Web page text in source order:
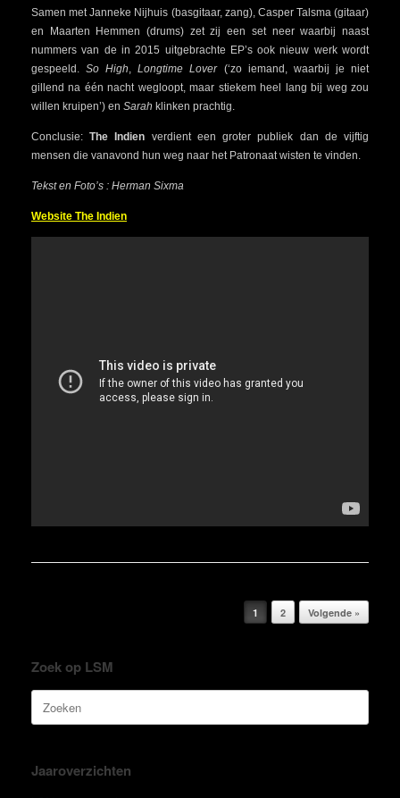
Samen met Janneke Nijhuis (basgitaar, zang), Casper Talsma (gitaar)
en Maarten Hemmen (drums) zet zij een set neer waarbij naast
nummers van de in 2015 uitgebrachte EP’s ook nieuw werk wordt
gespeeld.So High,Longtime Lover(‘zo iemand, waarbij je niet
gillend na één nacht wegloopt, maar stiekem heel lang bij weg zou
willen kruipen’) en Sarah klinken prachtig.
Conclusie:The Indien verdient een groter publiek dan de vijftig
mensen die vanavond hun weg naar het Patronaat wisten te vinden.
Tekst en Foto’s : Herman Sixma
Website The Indien
1 2 Volgende »
Zoek op LSM
Zoeken
naar:
Jaaroverzichten